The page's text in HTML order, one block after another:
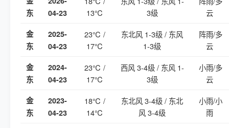
东
04-23
13℃
3级
云
金
东
2025-
04-23
23℃ /
17℃
东北风 1-3级 / 东风
1-3级
阵雨/多
云
金
东
2024-
04-23
23℃ /
17℃
西风 3-4级 / 东风 1-
3级
小雨/多
云
金
东
2023-
04-23
18℃ /
14℃
东北风 3-4级 / 东北
风 3-4级
小雨/小
雨